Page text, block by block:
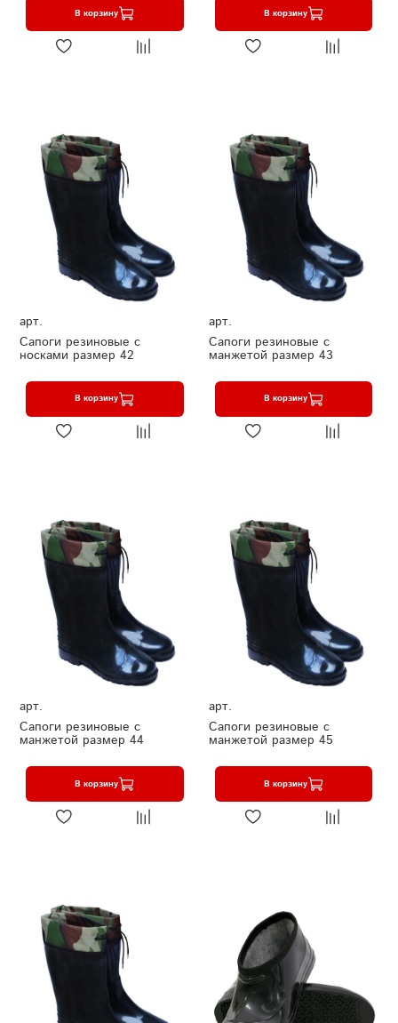
В корзину В корзину
арт.
Сапоги резиновые с
носками размер 42
В корзину
арт.
Сапоги резиновые с
манжетой размер 43
В корзину
арт.
Сапоги резиновые с
манжетой размер 44
В корзину
арт.
Сапоги резиновые с
манжетой размер 45
В корзину